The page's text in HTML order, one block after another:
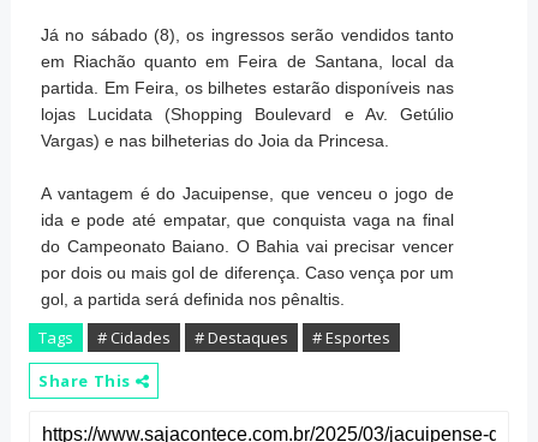
Já no sábado (8), os ingressos serão vendidos tanto
em Riachão quanto em Feira de Santana, local da
partida. Em Feira, os bilhetes estarão disponíveis nas
lojas Lucidata (Shopping Boulevard e Av. Getúlio
Vargas) e nas bilheterias do Joia da Princesa.
A vantagem é do Jacuipense, que venceu o jogo de
ida e pode até empatar, que conquista vaga na final
do Campeonato Baiano. O Bahia vai precisar vencer
por dois ou mais gol de diferença. Caso vença por um
gol, a partida será definida nos pênaltis.
Tags # Cidades # Destaques
# Esportes
Share This